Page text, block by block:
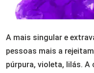
A mais singular e
pessoas mais a
púrpura, violeta, lilás.